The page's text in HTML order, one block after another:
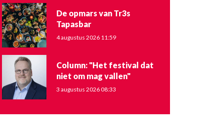
De opmars van Tr3s
Tapasbar
4 augustus 2026 11:59
Column: "Het festival dat
niet om mag vallen"
3 augustus 2026 08:33